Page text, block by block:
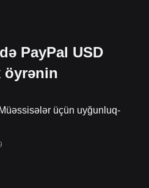
PayPal USD
öyrənin
üçün uyğunluq-